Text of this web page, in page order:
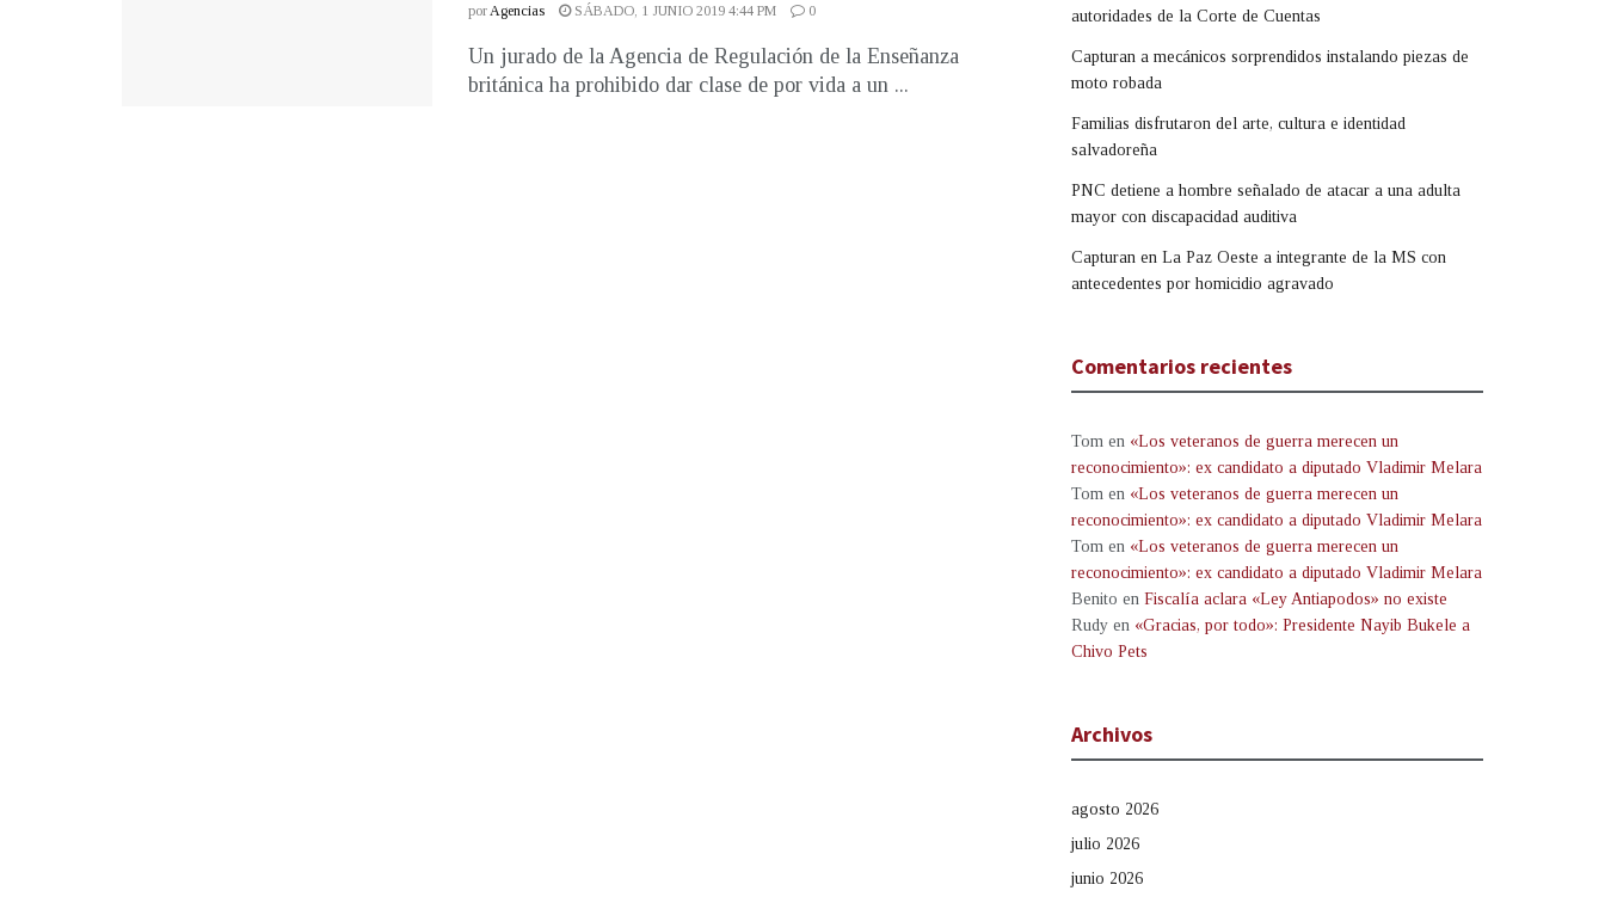
porAgencias SÁBADO, 1 JUNIO 2019 4:44 PM 0
Un jurado de la Agencia de Regulación de la Enseñanza
británica ha prohibido dar clase de por vida a un ...
autoridades de la Corte de Cuentas
Capturan a mecánicos sorprendidos instalando piezas de
moto robada
Familias disfrutaron del arte, cultura e identidad
salvadoreña
PNC detiene a hombre señalado de atacar a una adulta
mayor con discapacidad auditiva
Capturan en La Paz Oeste a integrante de la MS con
antecedentes por homicidio agravado
Comentarios recientes
Tom en «Los veteranos de guerra merecen un
reconocimiento»: ex candidato a diputado Vladimir Melara
Tom en «Los veteranos de guerra merecen un
reconocimiento»: ex candidato a diputado Vladimir Melara
Tom en «Los veteranos de guerra merecen un
reconocimiento»: ex candidato a diputado Vladimir Melara
Benito en Fiscalía aclara «Ley Antiapodos» no existe
Rudy en «Gracias, por todo»: Presidente Nayib Bukele a
Chivo Pets
Archivos
agosto 2026
julio 2026
junio 2026